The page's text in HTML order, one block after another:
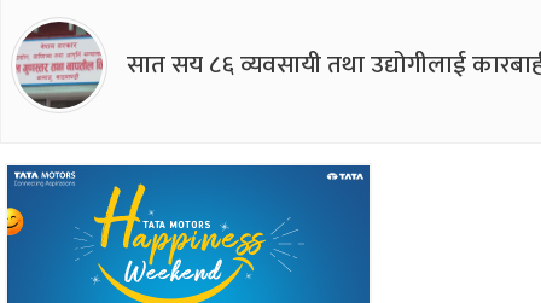
सात सय ८६ व्यवसायी तथा उद्योगीलाई